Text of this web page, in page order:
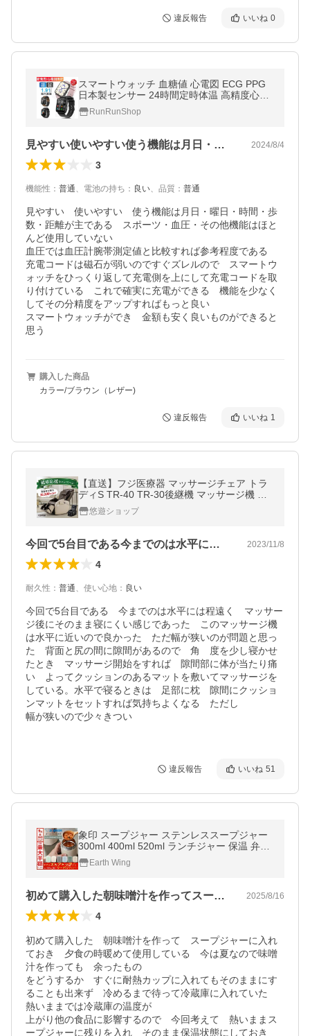
違反報告 いいね 0
スマートウォッチ 血糖値 心電図 ECG PPG
日本製センサー 24時間定時体温 高精度心拍
数 血中酸素 血圧 日本語 説明書 1 .91インチ
大画面 iphone android
RunRunShop
見やすい使いやすい使う機能は月日・曜日… 2024/8/4
3
機能性 ： 普通、 電池の持ち ： 良い、 品質 ： 普通
見やすい　使いやすい　使う機能は月日・曜日・時間・歩
数・距離が主である　スポーツ・血圧・その他機能はほと
んど使用していない
血圧では血圧計腕帯測定値と比較すれば参考程度である
充電コードは磁石が弱いのですぐズレルので　スマートウ
ォッチをひっくり返して充電側を上にして充電コードを取
り付けている　これで確実に充電ができる　機能を少なく
してその分精度をアップすればもっと良い
スマートウォッチができ　金額も安く良いものができると
思う
購入した商品
カラー/ブラウン（レザー)
違反報告 いいね 1
【直送】フジ医療器 マッサージチェア トラ
ディS TR-40 TR-30後継機 マッサージ機 全
身 指圧 疲れ フルフラット リクライニング
日本直販
悠遊ショップ
今回で5台目である今までのは水平には程… 2023/11/8
4
耐久性 ： 普通、 使い心地 ： 良い
今回で5台目である　今までのは水平には程遠く　マッサー
ジ後にそのまま寝にくい感じであった　このマッサージ機
は水平に近いので良かった　ただ幅が狭いのが問題と思っ
た　背面と尻の間に隙間があるので　角　度を少し寝かせ
たとき　マッサージ開始をすれば　隙間部に体が当たり痛
い　よってクッションのあるマットを敷いてマッサージを
している。水平で寝るときは　足部に枕　隙間にクッショ
ンマットをセットすれば気持ちよくなる　ただし
幅が狭いので少々きつい
違反報告 いいね 51
象印 スープジャー ステンレススープジャー
300ml 400ml 520ml ランチジャー 保温 弁当
箱 フードポット ランチ お弁当 持ち運び お
手入れ簡単 あったか
Earth Wing
初めて購入した朝味噌汁を作ってスープジ… 2025/8/16
4
初めて購入した　朝味噌汁を作って　スープジャーに入れ
ておき　夕食の時暖めて使用している　今は夏なので味噌
汁を作っても　余ったもの
をどうするか　すぐに耐熱カップに入れてもそのままにす
ることも出来ず　冷めるまで待って冷蔵庫に入れていた
熱いままでは冷蔵庫の温度が
上がり他の食品に影響するので　今回考えて　熱いままス
ープジャーに残りを入れ　そのまま保温状態にしておき